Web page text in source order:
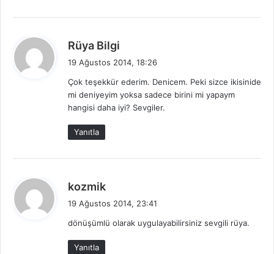
Rüya Bilgi
i
k
i
19 Ağustos 2014, 18:26
Çok teşekkür ederim. Denicem. Peki sizce ikisinide
mi deniyeyim yoksa sadece birini mi yapaym
hangisi daha iyi? Sevgiler.
Yanıtla
kozmik
i
19 Ağustos 2014, 23:41
dönüşümlü olarak uygulayabilirsiniz sevgili rüya.
Yanıtla